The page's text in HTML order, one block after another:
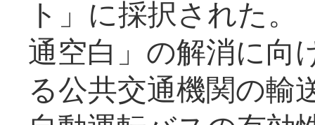
ト」に採択された
通空白」の解消に向
る公共交通機関の輸